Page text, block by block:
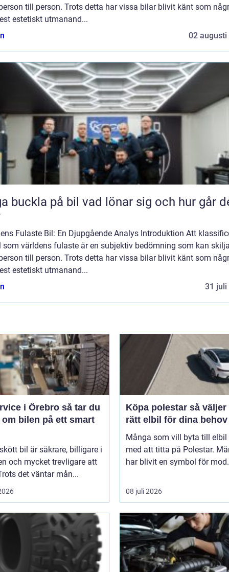
till person. Trots detta har vissa bilar blivit känt som
estetiskt utmanand...
02 augusti
på bil vad lönar sig och hur går det
Fulaste Bil: En Djupgående Analys Introduktion Att
som världens fulaste är en subjektiv bedömning som kan
till person. Trots detta har vissa bilar blivit känt som
estetiskt utmanand...
31 juli
i Örebro så tar du
om bilen på ett smart
bil är säkrare, billigare i
och mycket trevligare att
det väntar mån...
Köpa polestar så väljer du
rätt elbil för dina behov
Många som vill byta till elbil
med att titta på Polestar.
har blivit en symbol för
08 juli 2026